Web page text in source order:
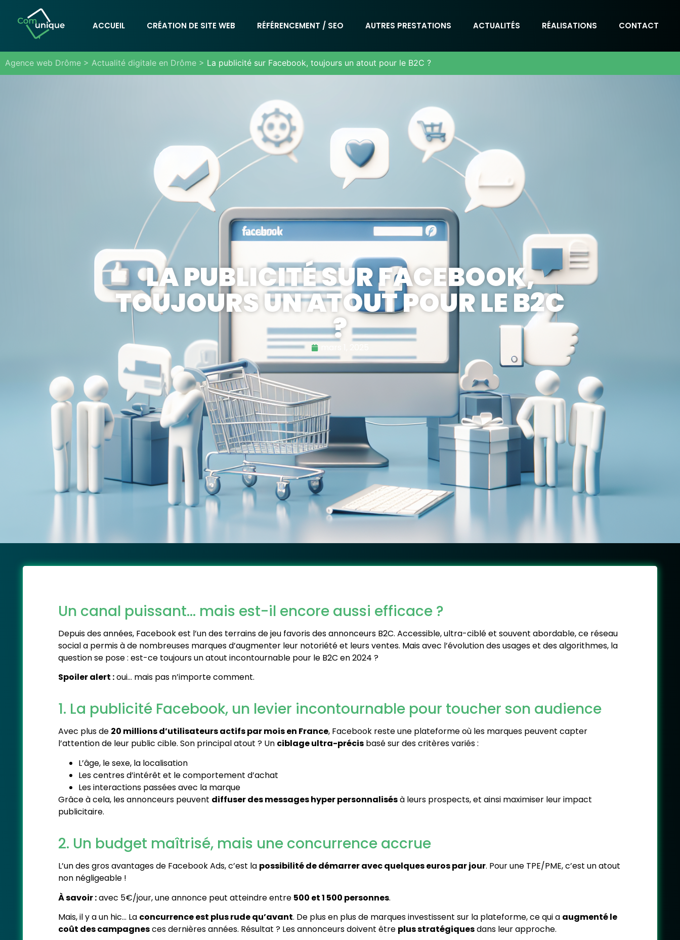
ACCUEIL CRÉATION DE SITE WEB RÉFÉRENCEMENT / SEO AUTRES PRESTATIONS ACTUALITÉS RÉALISATIONS CONTACT
Agence web Drôme > Actualité digitale en Drôme > La publicité sur Facebook, toujours un atout pour le B2C ?
LA PUBLICITÉ SUR FACEBOOK,
TOUJOURS UN ATOUT POUR LE B2C
?
Un canal puissant… mais est-il encore aussi efficace ?
Depuis des années, Facebook est l’un des terrains de jeu favoris des annonceurs B2C. Accessible, ultra-ciblé et souvent abordable, ce réseau
social a permis à de nombreuses marques d’augmenter leur notoriété et leurs ventes. Mais avec l’évolution des usages et des algorithmes, la
question se pose : est-ce toujours un atout incontournable pour le B2C en 2024 ?
Spoiler alert :oui… mais pas n’importe comment.
1. La publicité Facebook, un levier incontournable pour toucher son audience
Avec plus de 20 millions d’utilisateurs actifs par mois en France, Facebook reste une plateforme où les marques peuvent capter
l’attention de leur public cible. Son principal atout ? Un ciblage ultra-précis basé sur des critères variés :
L’âge, le sexe, la localisation
Les centres d’intérêt et le comportement d’achat
Les interactions passées avec la marque
Grâce à cela, les annonceurs peuvent diffuser des messages hyper personnalisésà leurs prospects, et ainsi maximiser leur impact
publicitaire.
2. Un budget maîtrisé, mais une concurrence accrue
L’un des gros avantages de Facebook Ads, c’est la possibilité de démarrer avec quelques euros par jour. Pour une TPE/PME, c’est un atout
non négligeable !
À savoir :avec 5€/jour, une annonce peut atteindre entre 500 et 1 500 personnes.
Mais, il y a un hic… La concurrence est plus rude qu’avant. De plus en plus de marques investissent sur la plateforme, ce qui a augmenté le
coût des campagnesces dernières années. Résultat ? Les annonceurs doivent être plus stratégiquesdans leur approche.